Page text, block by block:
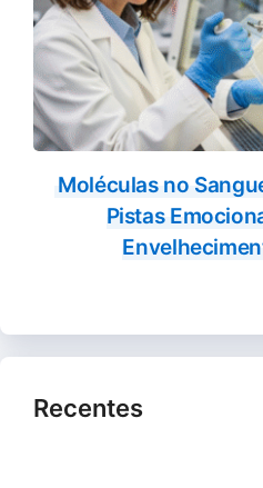
Moléculas no
Pistas
Recentes